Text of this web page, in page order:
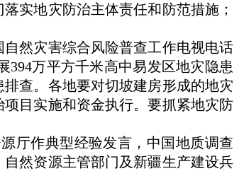
实地灾防治主体责任和防范措施；
然灾害综合风险普查工作电视电话
394万平方千米高中易发区地灾隐患
查。各地要对切坡建房形成的地灾
目实施和资金执行。要抓紧地灾防
厅作典型经验发言，中国地质调查
然资源主管部门及新疆生产建设兵